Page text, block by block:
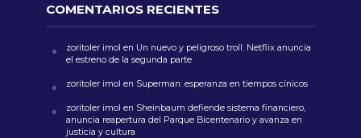
COMENTARIOS RECIENTES
zoritoler imol en Un nuevo y peligroso troll: Netflix anuncia
el estreno de la segunda parte
zoritoler imol en Superman: esperanza en tiempos cínicos
zoritoler imol en Sheinbaum defiende sistema financiero,
anuncia reapertura del Parque Bicentenario y avanza en
justicia y cultura